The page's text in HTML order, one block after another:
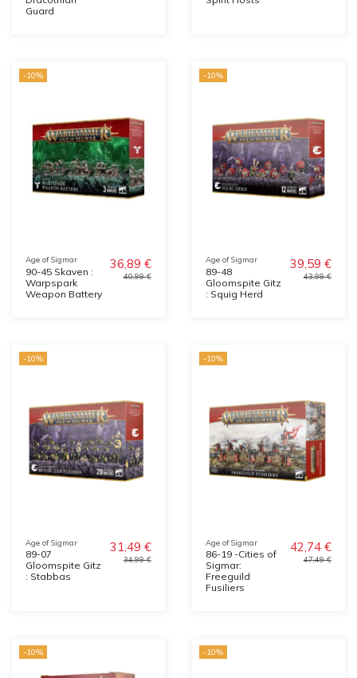
Guard
-10%
Age of Sigmar
90-45 Skaven :
Warpspark
Weapon Battery
36,89 €
40,99 €
-10%
Age of Sigmar
89-48
Gloomspite Gitz
: Squig Herd
39,59 €
43,99 €
-10%
Age of Sigmar
89-07
Gloomspite Gitz
: Stabbas
31,49 €
34,99 €
-10%
Age of Sigmar
86-19 -Cities of
Sigmar:
Freeguild
Fusiliers
42,74 €
47,49 €
-10% -10%